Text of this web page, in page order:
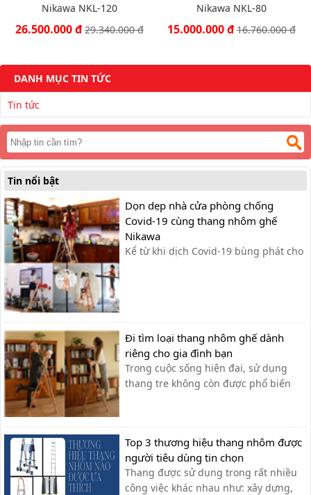
Nikawa NKL-120
26.500.000 đ29.340.000 đ
Nikawa NKL-80
15.000.000 đ16.760.000 đ
DANH MỤC TIN TỨC
Tin tức
Tin nổi bật
Dọn dẹp nhà cửa phòng chống
Covid-19 cùng thang nhôm ghế
Nikawa
Kể từ khi dịch Covid-19 bùng phát cho
các vật dụng trên cao rất dễ hút nhiều
bụi bẩn từ bên...
Đi tìm loại thang nhôm ghế dành
riêng cho gia đình bạn
Trong cuộc sống hiện đại, sử dụng
thang tre không còn được phổ biến
an toàn khi sử dụng thang tre truyền
thống. Và ngay cả trong giai đoạn
chống dịch COVID-19, bạn có thời gian
để...
Top 3 thương hiệu thang nhôm được
người tiêu dùng tin chọn
Thang được sử dụng trong rất nhiều
công việc khác nhau như: xây dựng,